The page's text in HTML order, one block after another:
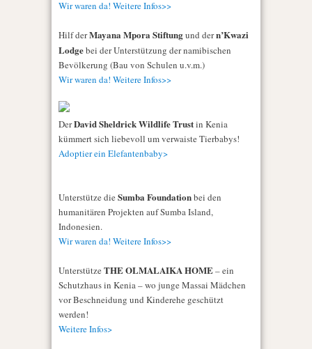
Wir waren da! Weitere Infos>>
Hilf derMayana Mpora Stiftungund dern’Kwazi
Lodgebei der Unterstützung der namibischen
Bevölkerung (Bau von Schulen u.v.m.)
Wir waren da! Weitere Infos>>
DerDavid Sheldrick Wildlife Trustin Kenia
kümmert sich liebevoll um verwaiste Tierbabys!
Adoptier ein Elefantenbaby>
Unterstütze die Sumba Foundationbei den
humanitären Projekten auf Sumba Island,
Indonesien.
Wir waren da! Weitere Infos>>
Unterstütze THE OLMALAIKA HOME– ein
Schutzhaus in Kenia – wo junge Massai Mädchen
vor Beschneidung und Kinderehe geschützt
werden!
Weitere Infos>